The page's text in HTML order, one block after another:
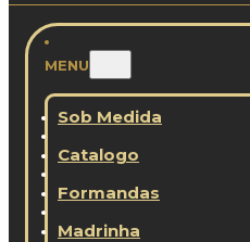
MENU
Sob Medida
Catalogo
Formandas
Madrinha